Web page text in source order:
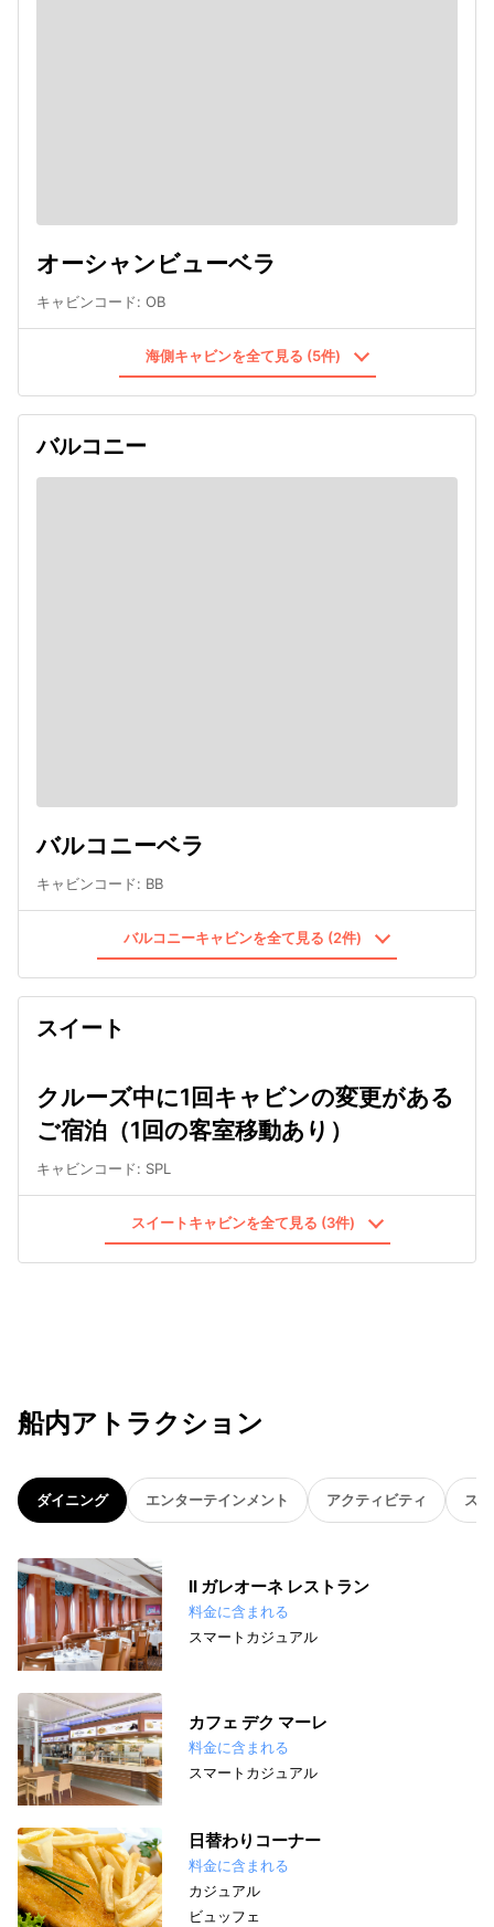
オーシャンビューベラ
キャビンコード: OB
海側キャビンを全て見る (5件)
バルコニー
バルコニーベラ
キャビンコード: BB
バルコニーキャビンを全て見る (2件)
スイート
クルーズ中に1回キャビンの変更がある
ご宿泊（1回の客室移動あり）
キャビンコード: SPL
スイートキャビンを全て見る (3件)
船内アトラクション
ダイニング エンターテインメント アクティビティ ス
II ガレオーネ レストラン
料金に含まれる
スマートカジュアル
カフェ デク マーレ
料金に含まれる
スマートカジュアル
日替わりコーナー
料金に含まれる
カジュアル
ビュッフェ